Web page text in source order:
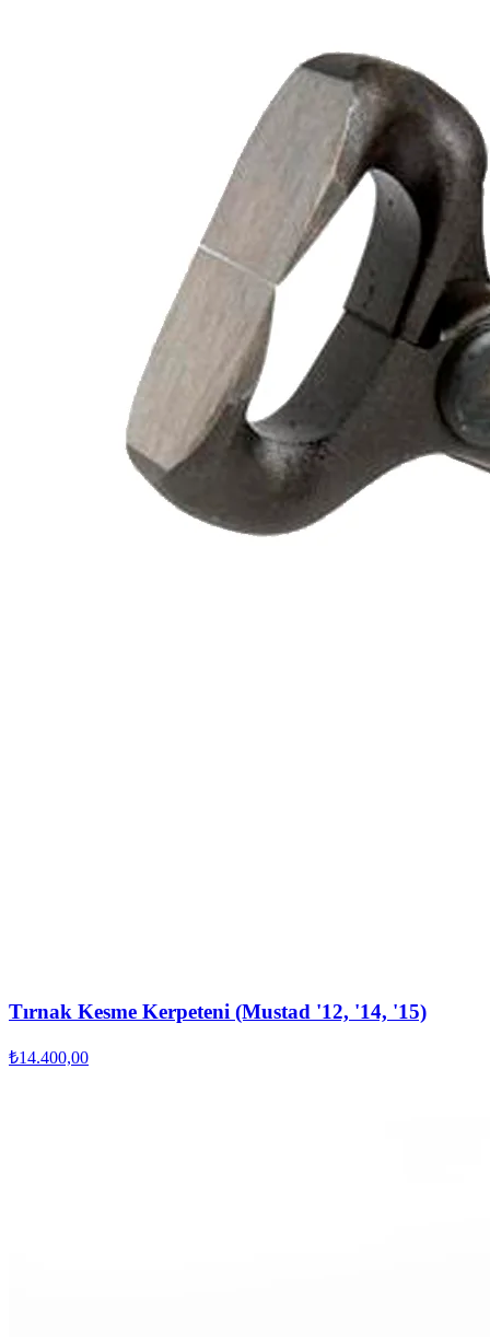
Tırnak Kesme Kerpeteni (Mustad '12, '14, '15)
₺14.400,00